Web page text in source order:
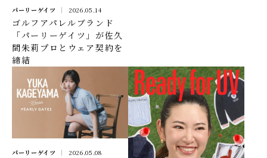
パーリーゲイツ 2026.05.14
ゴルフアパレルブランド
「パーリーゲイツ」が佐久
間朱莉プロとウェア契約を
締結
パーリーゲイツ 2026.05.08